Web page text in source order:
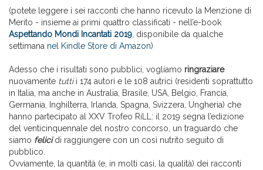
(potete leggere i sei racconti che hanno ricevuto la Menzione di
Merito - insieme ai primi quattro classificati - nell’e-book
Aspettando Mondi Incantati 2019 , disponibile da qualche
settimana nel Kindle Store di Amazon)
Adesso che i risultati sono pubblici, vogliamo ringraziare
nuovamente tuttii 174 autori e le 108 autrici (residenti soprattutto
in Italia, ma anche in Australia, Brasile, USA, Belgio, Francia,
Germania, Inghilterra, Irlanda, Spagna, Svizzera, Ungheria) che
hanno partecipato al XXV Trofeo RiLL: il 2019 segna l’edizione
del venticinquennale del nostro concorso, un traguardo che
siamo felicidi raggiungere con un così nutrito seguito di
pubblico.
Ovviamente, la quantità (e, in molti casi, la qualità) dei racconti